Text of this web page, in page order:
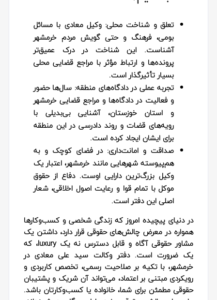
تعلق و شناخت محلی: وکیل معادی با مسائل
بومی، فرهنگ و حتی گویش مردم خرمشهر
آشناست. این شناخت در درک عمیق‌تر
پرونده‌ها و ارتباط مؤثر با مراجع قضایی محلی
بسیار تأثیرگذار است.
تجربه عملی در دادگاه‌های منطقه: سال‌ها حضور
و فعالیت در دادگاه‌ها و مراجع قضایی خرمشهر
و استان خوزستان، آشنایی بی‌بدیلی با
رویه‌های قضات و روند دادرسی در این منطقه
برای ایشان ایجاد کرده است.
صداقت و امانت‌داری: در فضای کوچک و به
هم‌پیوسته شهرهایی مانند خرمشهر، اعتبار یک
وکیل بزرگ‌ترین دارایی اوست. دفاع از حقوق
موکل با تمام قوا و رعایت اصول اخلاقی، شعار
اصلی این دفتر است.
در دنیای پیچیده امروز که زندگی شخصی و کسب‌وکارها
همواره در معرض چالش‌های حقوقی قرار دارد، داشتن یک
مشاور حقوقی آگاه و قابل دسترس نه یک luxury، که
یک ضرورت است. دفتر وکالت سید علی معادی در
خرمشهر، با تکیه بر صلاحیت رسمی، تخصص کاربردی و
رویکردی مبتنی بر اعتماد، می‌تواند آن شریک و پشتیبان
حقوقی مطمئن برای شما، خانواده یا کسب‌وکارتان باشد.